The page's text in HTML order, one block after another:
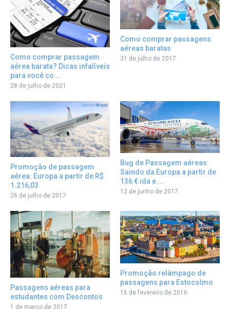
Como comprar passagem
aérea barata? Dicas infalíveis
para você co ...
28 de julho de 2021
Como comprar passagens
aéreas baratas
31 de julho de 2017
Promoção de passagem
aérea: Europa a partir de R$
1.216,03
26 de julho de 2017
Bug de Passagem aéreas:
Saindo da Europa a partir de
136 € ida e ...
12 de junho de 2017
Passagens aéreas para
estudantes com Descontos
1 de março de 2017
Promoção relâmpago de
passagens para Estocolmo
16 de fevereiro de 2016